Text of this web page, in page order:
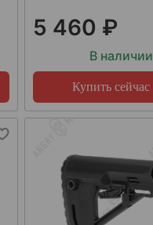
5 460 ₽
В наличии
Купить сейчас